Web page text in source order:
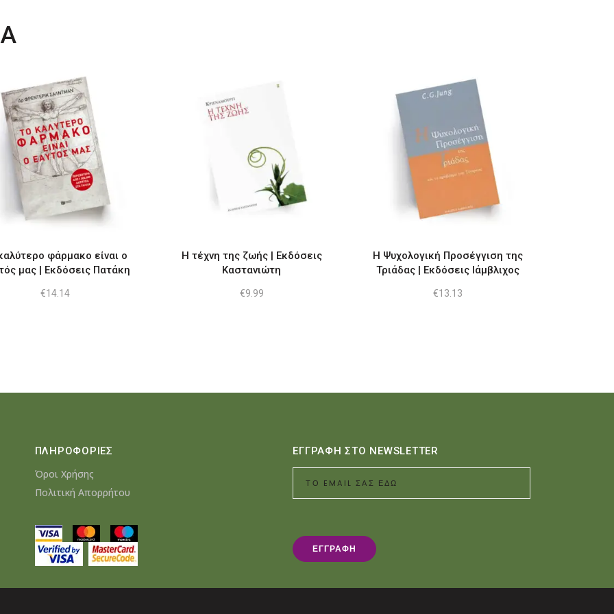
φάρμακο είναι ο
μας | Εκδόσεις Πατάκη
€14.14
Η τέχνη της ζωής | Εκδόσεις
Καστανιώτη
€9.99
Η Ψυχολογική Προσέγγιση της
Τριάδας | Εκδόσεις Ιάμβλιχος
€13.13
ΠΛΗΡΟΦΟΡΙΕΣ
Όροι Χρήσης
Πολιτική Απορρήτου
ΕΓΓΡΑΦΗ ΣΤΟ NEWSLETTER